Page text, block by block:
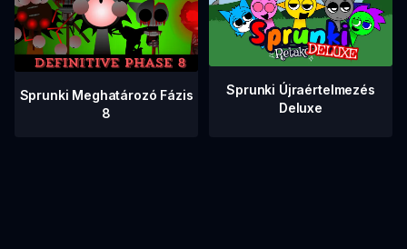
Sprunki Meghatározó Fázis
8
Sprunki Újraértelmezés
Deluxe